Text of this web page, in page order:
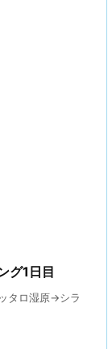
グ1日目
ロ湿原→シラ